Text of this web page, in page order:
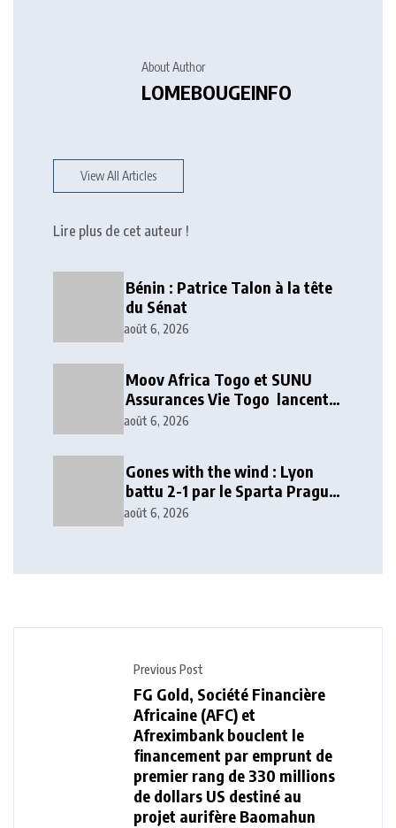
About Author
LOMEBOUGEINFO
View All Articles
Lire plus de cet auteur !
Bénin : Patrice Talon à la tête
du Sénat
août 6, 2026
Moov Africa Togo et SUNU
Assurances Vie Togo lancent
deux solutions d’épargne et de
août 6, 2026
Gones with the wind : Lyon
battu 2-1 par le Sparta Prague
en Ligue des champions
août 6, 2026
Previous Post
FG Gold, Société Financière
Africaine (AFC) et
Afreximbank bouclent le
financement par emprunt de
premier rang de 330 millions
de dollars US destiné au
projet aurifère Baomahun